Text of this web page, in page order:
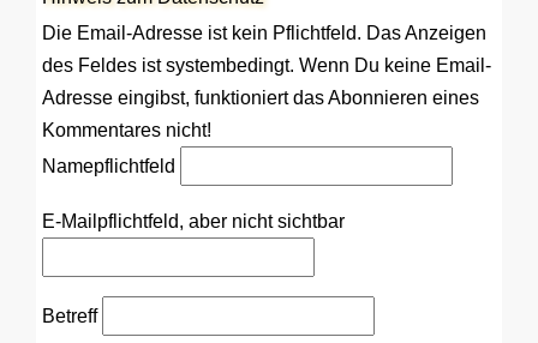
Die Email-Adresse ist kein Pflichtfeld. Das Anzeigen
des Feldes ist systembedingt. Wenn Du keine Email-
Adresse eingibst, funktioniert das Abonnieren eines
Kommentares nicht!
Namepflichtfeld
E-Mail pflichtfeld, aber nicht sichtbar
Betreff